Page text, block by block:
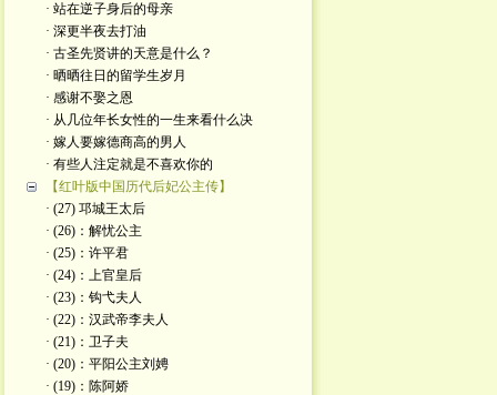
· 站在逆子身后的母亲
· 深更半夜去打油
· 古圣先贤讲的天意是什么？
· 晒晒往日的留学生岁月
· 感谢不娶之恩
· 从几位年长女性的一生来看什么决
· 嫁人要嫁德商高的男人
· 有些人注定就是不喜欢你的
【红叶版中国历代后妃公主传】
· (27) 邛城王太后
· (26)：解忧公主
· (25)：许平君
· (24)：上官皇后
· (23)：钩弋夫人
· (22)：汉武帝李夫人
· (21)：卫子夫
· (20)：平阳公主刘娉
· (19)：陈阿娇